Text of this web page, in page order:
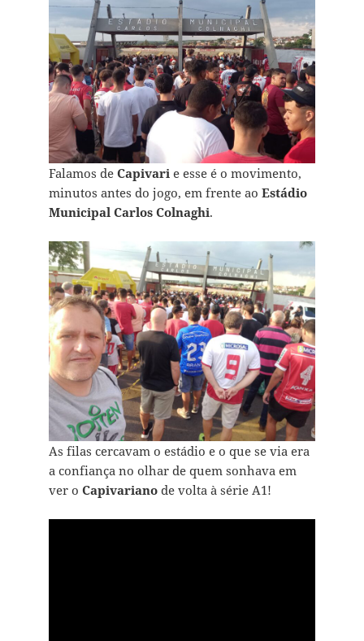
Falamos de Capivari e esse é o movimento,
minutos antes do jogo, em frente ao Estádio
Municipal Carlos Colnaghi.
As filas cercavam o estádio e o que se via era
a confiança no olhar de quem sonhava em
ver o Capivarianode volta à série A1!